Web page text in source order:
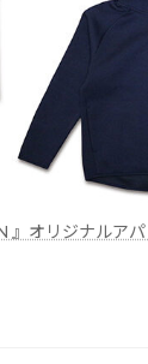
』オリジナルア